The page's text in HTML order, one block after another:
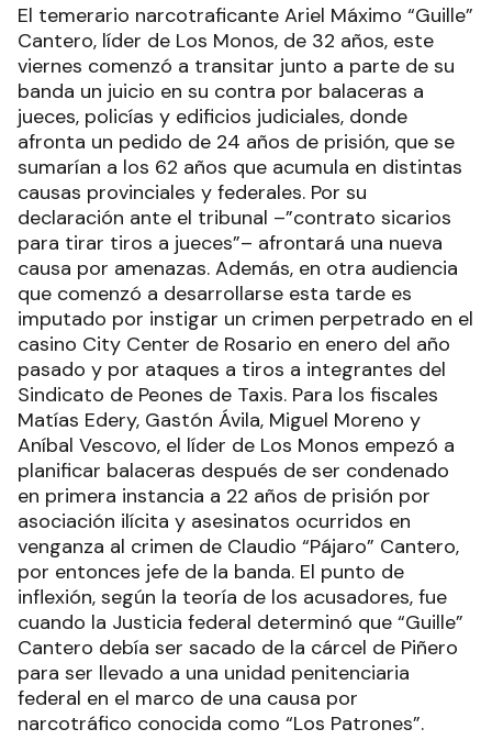
El temerario narcotraficante Ariel Máximo “Guille”
Cantero, líder de Los Monos, de 32 años, este
viernes comenzó a transitar junto a parte de su
banda un juicio en su contra por balaceras a
jueces, policías y edificios judiciales, donde
afronta un pedido de 24 años de prisión, que se
sumarían a los 62 años que acumula en distintas
causas provinciales y federales. Por su
declaración ante el tribunal –”contrato sicarios
para tirar tiros a jueces”– afrontará una nueva
causa por amenazas. Además, en otra audiencia
que comenzó a desarrollarse esta tarde es
imputado por instigar un crimen perpetrado en el
casino City Center de Rosario en enero del año
pasado y por ataques a tiros a integrantes del
Sindicato de Peones de Taxis. Para los fiscales
Matías Edery, Gastón Ávila, Miguel Moreno y
Aníbal Vescovo, el líder de Los Monos empezó a
planificar balaceras después de ser condenado
en primera instancia a 22 años de prisión por
asociación ilícita y asesinatos ocurridos en
venganza al crimen de Claudio “Pájaro” Cantero,
por entonces jefe de la banda. El punto de
inflexión, según la teoría de los acusadores, fue
cuando la Justicia federal determinó que “Guille”
Cantero debía ser sacado de la cárcel de Piñero
para ser llevado a una unidad penitenciaria
federal en el marco de una causa por
narcotráfico conocida como “Los Patrones”.